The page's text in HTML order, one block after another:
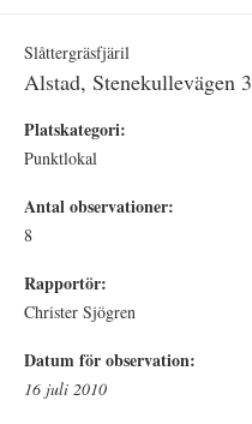
Slåttergräsfjäril
Alstad, Stenekullevägen 3
Platskategori:
Punktlokal
Antal observationer:
8
Rapportör:
Christer Sjögren
Datum för observation:
16 juli 2010